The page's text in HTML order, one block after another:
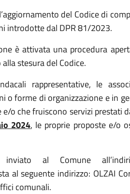
del Codice di
introdotte dal DPR 81/2023.
è attivata una procedura
stesura del Codice.
rappresentative, le
o forme di organizzazione e in
o che fruiscono servizi prestati
2024, le proprie proposte e/o
al Comune
al seguente indirizzo: OLZAI
comunali.